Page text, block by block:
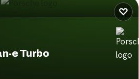
♡
e Turbo